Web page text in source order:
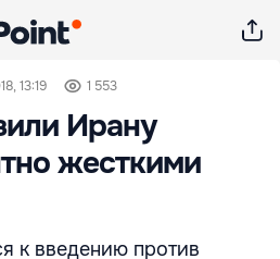
13:19 1 553
Ирану
жесткими
к введению против